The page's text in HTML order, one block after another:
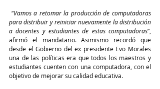
“Vamos a retomar la producción de computadoras
para distribuir y reiniciar nuevamente la distribución
a docentes y estudiantes de estas computadoras”,
afirmó el mandatario. Asimismo recordó que
desde el Gobierno del ex presidente Evo Morales
una de las políticas era que todos los maestros y
estudiantes cuenten con una computadora, con el
objetivo de mejorar su calidad educativa.